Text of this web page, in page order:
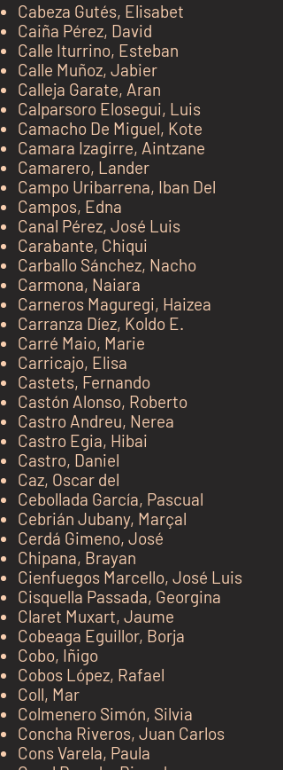
Cabeza Gutés, Elisabet
Caiña Pérez, David
Calle Iturrino, Esteban
Calle Muñoz, Jabier
Calleja Garate, Aran
Calparsoro Elosegui, Luis
Camacho De Miguel, Kote
Camara Izagirre, Aintzane
Camarero, Lander
Campo Uribarrena, Iban Del
Campos, Edna
Canal Pérez, José Luis
Carabante, Chiqui
Carballo Sánchez, Nacho
Carmona, Naiara
Carneros Maguregi, Haizea
Carranza Díez, Koldo E.
Carré Maio, Marie
Carricajo, Elisa
Castets, Fernando
Castón Alonso, Roberto
Castro Andreu, Nerea
Castro Egia, Hibai
Castro, Daniel
Caz, Oscar del
Cebollada García, Pascual
Cebrián Jubany, Marçal
Cerdá Gimeno, José
Chipana, Brayan
Cienfuegos Marcello, José Luis
Cisquella Passada, Georgina
Claret Muxart, Jaume
Cobeaga Eguillor, Borja
Cobo, Iñigo
Cobos López, Rafael
Coll, Mar
Colmenero Simón, Silvia
Concha Riveros, Juan Carlos
Cons Varela, Paula